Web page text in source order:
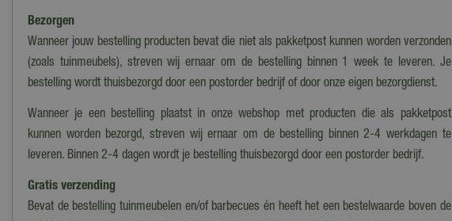
Bezorgen
Wanneer jouw bestelling producten bevat die niet als pakketpost kunnen worden verzonden
(zoals tuinmeubels), streven wij ernaar om de bestelling binnen 1 week te leveren. Je
bestelling wordt thuisbezorgd door een postorder bedrijf of door onze eigen bezorgdienst.
Wanneer je een bestelling plaatst in onze webshop met producten die als pakketpost
kunnen worden bezorgd, streven wij ernaar om de bestelling binnen 2-4 werkdagen te
leveren. Binnen 2-4 dagen wordt je bestelling thuisbezorgd door een postorder bedrijf.
Gratis verzending
Bevat de bestelling tuinmeubelen en/of barbecues én heeft het een bestelwaarde boven de